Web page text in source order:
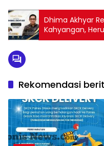
Dhima Akhyar
Kahyangan,
Tata Kelola
Rekomendasi